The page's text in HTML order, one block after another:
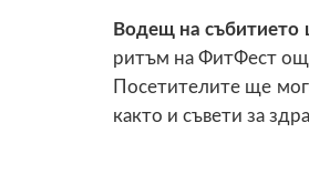
Водещ на събитието
ритъм на ФитФест
Посетителите ще
както и съвети за